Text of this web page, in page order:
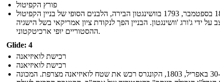
פורץ הקפיטול
ב -18 בספטמבר, 1793 בוושינגטון הבירה, הלבנים הסופי של בניין הקפיטול
על ידי ג'ורג 'וושינגטון. הבניין הפך לנקודת ציון אמריקאי בשל הישגיה
ההסטוריים יופי ארכיטקטוני.
Glide: 4
רכישת לואיזיאנה
רכישת לואיזיאנה
ב -30 באפריל, 1803, הקונגרס רכש את שטח לואיזיאנה מצרפת. המכונה